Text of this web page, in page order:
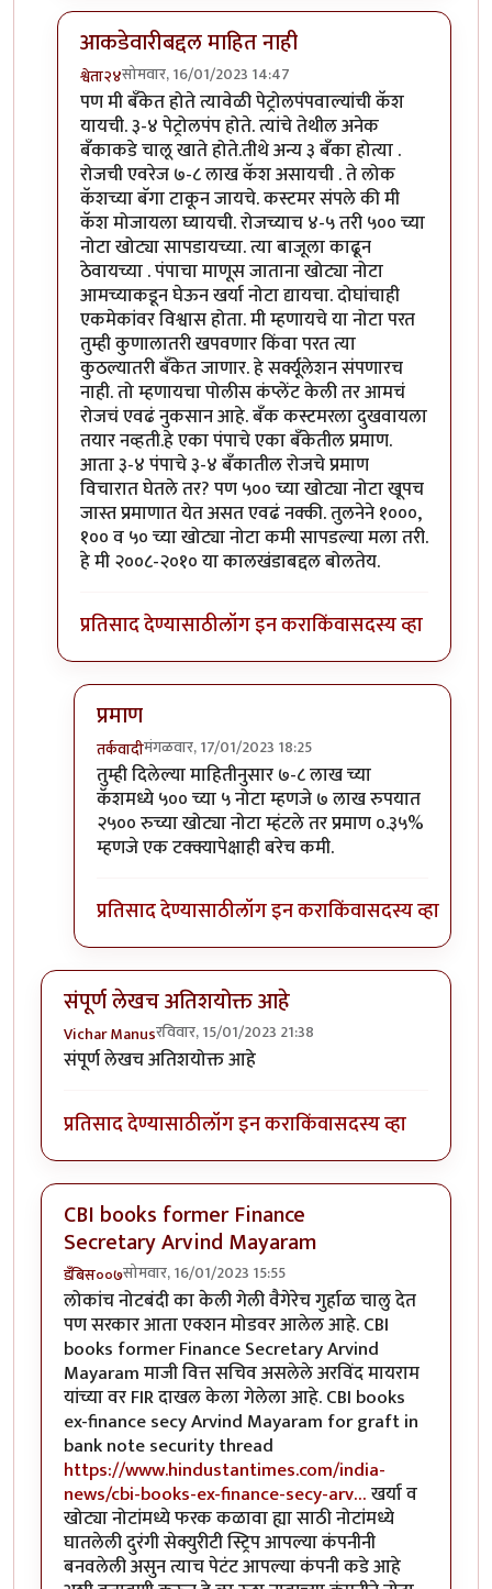
आकडेवारीबद्दल माहित नाही
श्वेता२४सोमवार, 16/01/2023 14:47
In reply toनोटाबंदीचा पाकिस्तानी अर्थव्यवस्थेवर परिणाम
पण मी बॅंकेत होते त्यावेळी पेट्रोलपंपवाल्यांची कॅश
यायची. ३-४ पेट्रोलपंप होते. त्यांचे तेथील अनेक
बॅंकाकडे चालू खाते होते.तीथे अन्य ३ बॅंका होत्या .
रोजची एवरेज ७-८ लाख कॅश असायची . ते लोक
कॅशच्या बॅगा टाकून जायचे. कस्टमर संपले की मी
कॅश मोजायला घ्यायची. रोजच्याच ४-५ तरी ५०० च्या
नोटा खोट्या सापडायच्या. त्या बाजूला काढून
ठेवायच्या . पंपाचा माणूस जाताना खोट्या नोटा
आमच्याकडून घेऊन खर्या नोटा द्यायचा. दोघांचाही
एकमेकांवर विश्वास होता. मी म्हणायचे या नोटा परत
तुम्ही कुणालातरी खपवणार किंवा परत त्या
कुठल्यातरी बॅंकेत जाणार. हे सर्क्यूलेशन संपणारच
नाही. तो म्हणायचा पोलीस कंप्लेंट केली तर आमचं
रोजचं एवढं नुकसान आहे. बॅंक कस्टमरला दुखवायला
तयार नव्हती.हे एका पंपाचे एका बॅंकेतील प्रमाण.
आता ३-४ पंपाचे ३-४ बॅंकातील रोजचे प्रमाण
विचारात घेतले तर? पण ५०० च्या खोट्या नोटा खूपच
जास्त प्रमाणात येत असत एवढं नक्की. तुलनेने १०००,
१०० व ५० च्या खोट्या नोटा कमी सापडल्या मला तरी.
हे मी २००८-२०१० या कालखंडाबद्दल बोलतेय.
प्रतिसाद देण्यासाठीलॉग इन कराकिंवासदस्य व्हा
प्रमाण
तर्कवादीमंगळवार, 17/01/2023 18:25
In reply toआकडेवारीबद्दल माहित नाहीby
तुम्ही दिलेल्या माहितीनुसार ७-८ लाख च्या
कॅशमध्ये ५०० च्या ५ नोटा म्हणजे ७ लाख रुपयात
२५०० रुच्या खोट्या नोटा म्हंटले तर प्रमाण ०.३५%
म्हणजे एक टक्क्यापेक्षाही बरेच कमी.
प्रतिसाद देण्यासाठीलॉग इन कराकिंवासदस्य व्हा
संपूर्ण लेखच अतिशयोक्त आहे
Vichar Manusरविवार, 15/01/2023 21:38
संपूर्ण लेखच अतिशयोक्त आहे
प्रतिसाद देण्यासाठीलॉग इन कराकिंवासदस्य व्हा
CBI books former Finance
Secretary Arvind Mayaram
डँबिस००७सोमवार, 16/01/2023 15:55
लोकांच नोटबंदी का केली गेली वैगेरेच गुर्हाळ चालु देत
पण सरकार आता एक्शन मोडवर आलेल आहे. CBI
books former Finance Secretary Arvind
Mayaram माजी वित्त सचिव असलेले अरविंद मायराम
यांच्या वर FIR दाखल केला गेलेला आहे. CBI books
ex-finance secy Arvind Mayaram for graft in
bank note security thread
https://www.hindustantimes.com/india-
news/cbi-books-ex-finance-secy-arv…खर्या व
खोट्या नोटांमध्ये फरक कळावा ह्या साठी नोटांमध्ये
घातलेली दुरंगी सेक्युरीटी स्ट्रिप आपल्या कंपनीनी
बनवलेली असुन त्याच पेटंट आपल्या कंपनी कडे आहे